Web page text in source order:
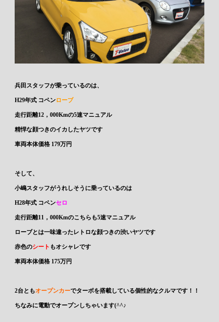
兵田スタッフが乗っているのは、
H29年式 コペンローブ
走行距離12，000Kmの5速マニュアル
精悍な顔つきのイカしたヤツです
車両本体価格 179万円
そして、
小嶋スタッフがうれしそうに乗っているのは
H28年式 コペンセロ
走行距離11，000Kmのこちらも5速マニュアル
ローブとは一味違ったレトロな顔つきの渋いヤツです
赤色のシート もオシャレです
車両本体価格 175万円
2台ともオープンカーでターボを搭載している個性的なクルマです！！
ちなみに電動でオープンしちゃいます(^^♪